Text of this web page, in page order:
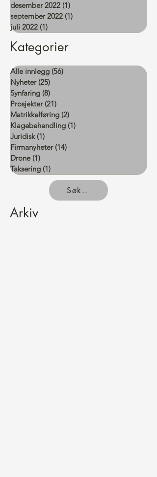
desember 2022 (1)
september 2022 (1)
juli 2022 (1)
Kategorier
Alle innlegg (56)
Nyheter (25)
Synfaring (8)
Prosjekter (21)
Matrikkelføring (2)
Klagebehandling (1)
Juridisk (1)
Firmanyheter (14)
Drone (1)
Taksering (1)
Søk..
Arkiv